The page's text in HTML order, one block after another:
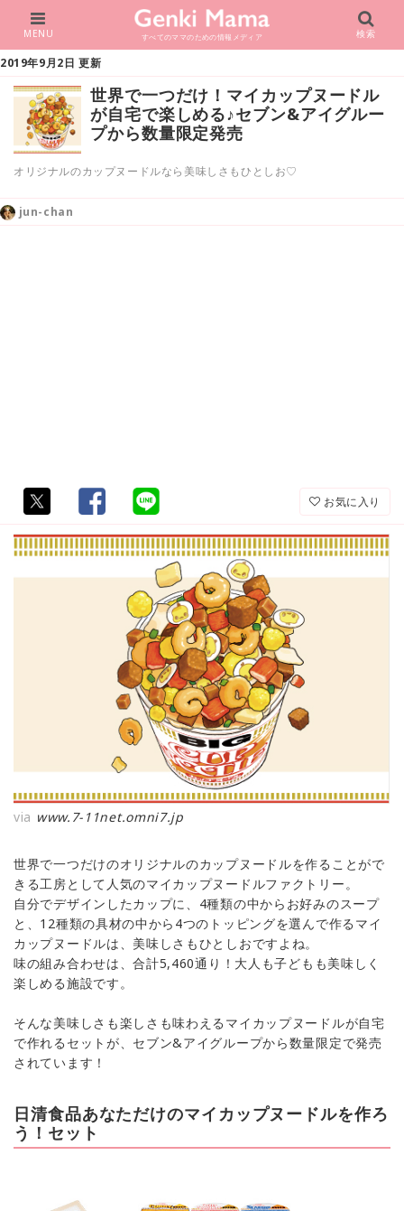
すべてのママのための情報メディア
MENU 検索
2019年9月2日 更新
世界で一つだけ！マイカップヌードル
が自宅で楽しめる♪セブン&アイグルー
プから数量限定発売
オリジナルのカップヌードルなら美味しさもひとしお♡
jun-chan
お気に入り
via www.7-11net.omni7.jp
世界で一つだけのオリジナルのカップヌードルを作ることがで
きる工房として人気のマイカップヌードルファクトリー。
自分でデザインしたカップに、4種類の中からお好みのスープ
と、12種類の具材の中から4つのトッピングを選んで作るマイ
カップヌードルは、美味しさもひとしおですよね。
味の組み合わせは、合計5,460通り！大人も子どもも美味しく
楽しめる施設です。
そんな美味しさも楽しさも味わえるマイカップヌードルが自宅
で作れるセットが、セブン&アイグループから数量限定で発売
されています！
日清食品あなただけのマイカップヌードルを作ろ
う！セット